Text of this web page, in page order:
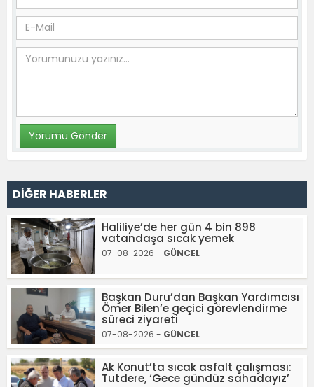
DİĞER HABERLER
Haliliye’de her gün 4 bin 898
vatandaşa sıcak yemek
07-08-2026 - GÜNCEL
Başkan Duru’dan Başkan Yardımcısı
Ömer Bilen’e geçici görevlendirme
süreci ziyareti
07-08-2026 - GÜNCEL
Ak Konut’ta sıcak asfalt çalışması:
Tutdere, ‘Gece gündüz sahadayız’